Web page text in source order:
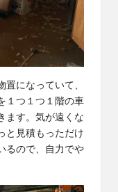
置になっていて、
１つ１つ１階の車
ます。気が遠くな
と見積もっただけ
るので、自力でや